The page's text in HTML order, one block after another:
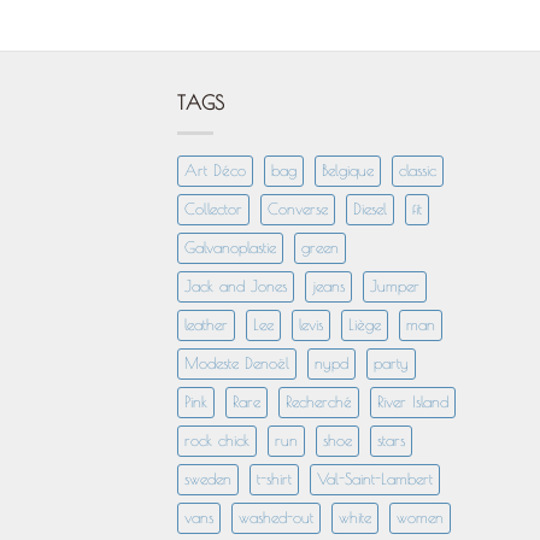
TAGS
Art Déco bag Belgique classic
Collector Converse Diesel fit
Galvanoplastie green
Jack and Jones jeans Jumper
leather Lee levis Liège man
Modeste Denoël nypd party
Pink Rare Recherché River Island
rock chick run shoe stars
sweden t-shirt Val-Saint-Lambert
vans washed-out white women